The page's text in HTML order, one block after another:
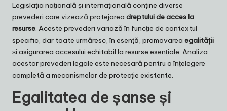
Legislația națională și internațională conține diverse
prevederi care vizează protejarea dreptului de acces la
resurse. Aceste prevederi variază în funcție de contextul
specific, dar toate urmăresc, în esență, promovarea egalității
și asigurarea accesului echitabil la resurse esențiale. Analiza
acestor prevederi legale este necesară pentru o înțelegere
completă a mecanismelor de protecție existente.
Egalitatea de șanse și